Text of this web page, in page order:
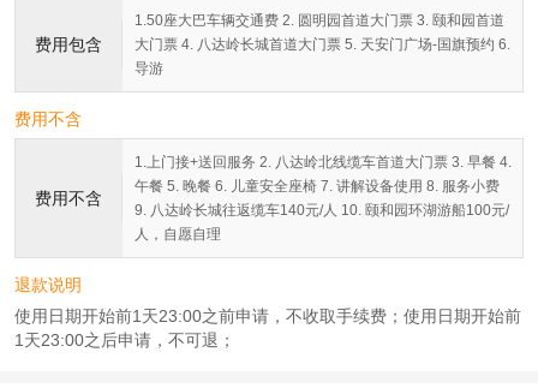
费用包含
1.50座大巴车辆交通费 2. 圆明园首道大门票 3. 颐和园首道
大门票 4. 八达岭长城首道大门票 5. 天安门广场-国旗预约 6.
导游
费用不含
费用不含
1.上门接+送回服务 2. 八达岭北线缆车首道大门票 3. 早餐 4.
午餐 5. 晚餐 6. 儿童安全座椅 7. 讲解设备使用 8. 服务小费
9. 八达岭长城往返缆车140元/人 10. 颐和园环湖游船100元/
人，自愿自理
退款说明
使用日期开始前1天23:00之前申请，不收取手续费；使用日期开始前
1天23:00之后申请，不可退；